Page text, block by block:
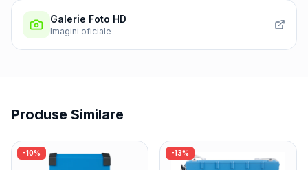
Galerie Foto HD
Imagini oficiale
Produse Similare
-10% -13%